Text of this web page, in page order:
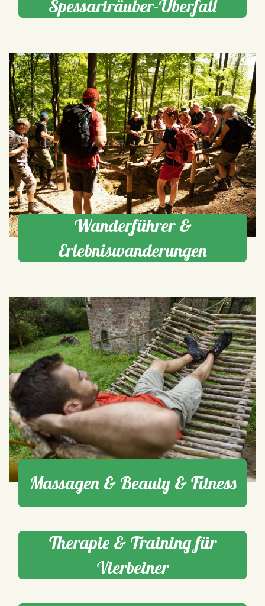
Spessarträuber-Überfall
Wanderführer &
Erlebniswanderungen
Massagen & Beauty & Fitness
Therapie & Training für
Vierbeiner